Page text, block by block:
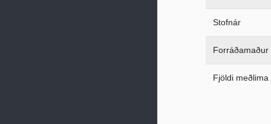
Stofnár
Forráðamaður
Fjöldi meðlima